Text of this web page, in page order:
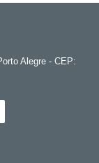
Alegre - CEP: